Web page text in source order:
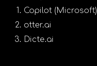
Copilot (Microsoft)
otter.ai
Dicte.ai